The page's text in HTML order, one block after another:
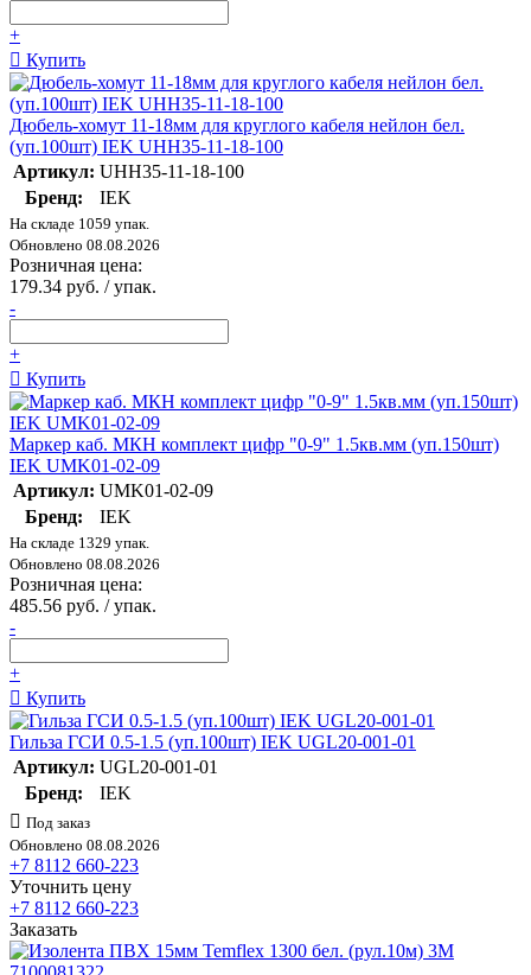
+
Купить
Дюбель-хомут 11-18мм для круглого кабеля нейлон бел.
(уп.100шт) IEK UHH35-11-18-100
Артикул: UHH35-11-18-100
Бренд:
IEK
На складе 1059 упак.
Обновлено 08.08.2026
Розничная цена:
179.34 руб. / упак.
-
+
Купить
Маркер каб. МКН комплект цифр "0-9" 1.5кв.мм (уп.150шт)
IEK UMK01-02-09
Артикул: UMK01-02-09
Бренд:
IEK
На складе 1329 упак.
Обновлено 08.08.2026
Розничная цена:
485.56 руб. / упак.
-
+
Купить
Гильза ГСИ 0.5-1.5 (уп.100шт) IEK UGL20-001-01
Артикул: UGL20-001-01
Бренд:
IEK
Под заказ
Обновлено 08.08.2026
+7 8112 660-223
Уточнить цену
+7 8112 660-223
Заказать